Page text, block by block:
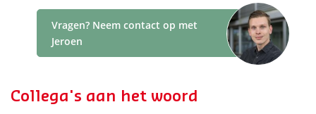
Vragen? Neem contact op met
Jeroen
Collega's aan het woord